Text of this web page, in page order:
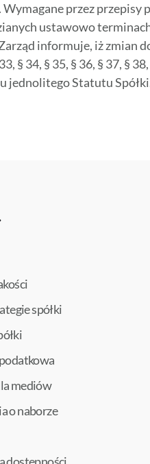
przez
ustawowo
informuje, iż zmian
§ 34, § 35, § 36, § 37, §
jednolitego Statutu
spółki
mediów
o naborze